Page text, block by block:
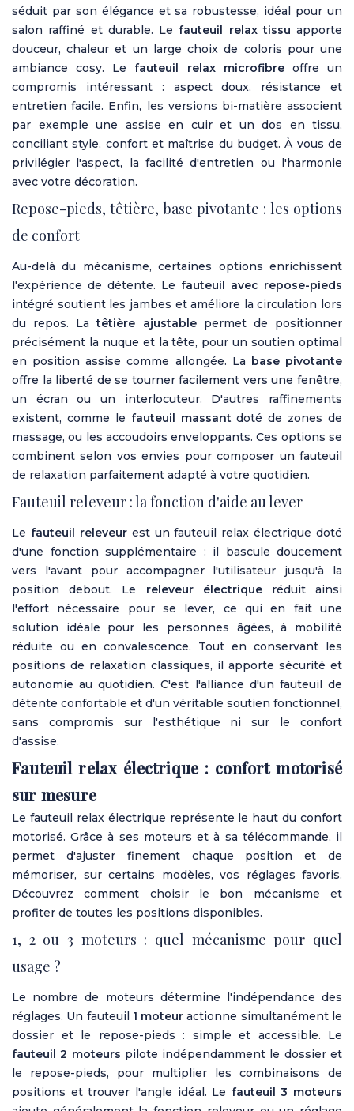
séduit par son élégance et sa robustesse, idéal pour un
salon raffiné et durable. Le fauteuil relax tissu apporte
douceur, chaleur et un large choix de coloris pour une
ambiance cosy. Le fauteuil relax microfibreoffre un
compromis intéressant : aspect doux, résistance et
entretien facile. Enfin, les versions bi-matière associent
par exemple une assise en cuir et un dos en tissu,
conciliant style, confort et maîtrise du budget. À vous de
privilégier l'aspect, la facilité d'entretien ou l'harmonie
avec votre décoration.
Repose-pieds, têtière, base pivotante : les options
de confort
Au-delà du mécanisme, certaines options enrichissent
l'expérience de détente. Le fauteuil avec repose-pieds
intégré soutient les jambes et améliore la circulation lors
du repos. Latêtière ajustablepermet de positionner
précisément la nuque et la tête, pour un soutien optimal
en position assise comme allongée. La base pivotante
offre la liberté de se tourner facilement vers une fenêtre,
un écran ou un interlocuteur. D'autres raffinements
existent, comme le fauteuil massant doté de zones de
massage, ou les accoudoirs enveloppants. Ces options se
combinent selon vos envies pour composer un fauteuil
de relaxation parfaitement adapté à votre quotidien.
Fauteuil releveur : la fonction d'aide au lever
Le fauteuil releveurest un fauteuil relax électrique doté
d'une fonction supplémentaire : il bascule doucement
vers l'avant pour accompagner l'utilisateur jusqu'à la
position debout. Le releveur électriqueréduit ainsi
l'effort nécessaire pour se lever, ce qui en fait une
solution idéale pour les personnes âgées, à mobilité
réduite ou en convalescence. Tout en conservant les
positions de relaxation classiques, il apporte sécurité et
autonomie au quotidien. C'est l'alliance d'un fauteuil de
détente confortable et d'un véritable soutien fonctionnel,
sans compromis sur l'esthétique ni sur le confort
d'assise.
Fauteuil relax électrique : confort motorisé
sur mesure
Le fauteuil relax électrique représente le haut du confort
motorisé. Grâce à ses moteurs et à sa télécommande, il
permet d'ajuster finement chaque position et de
mémoriser, sur certains modèles, vos réglages favoris.
Découvrez comment choisir le bon mécanisme et
profiter de toutes les positions disponibles.
1, 2 ou 3 moteurs : quel mécanisme pour quel
usage ?
Le nombre de moteurs détermine l'indépendance des
réglages. Un fauteuil 1 moteur actionne simultanément le
dossier et le repose-pieds : simple et accessible. Le
fauteuil 2 moteurs pilote indépendamment le dossier et
le repose-pieds, pour multiplier les combinaisons de
positions et trouver l'angle idéal. Le fauteuil 3 moteurs